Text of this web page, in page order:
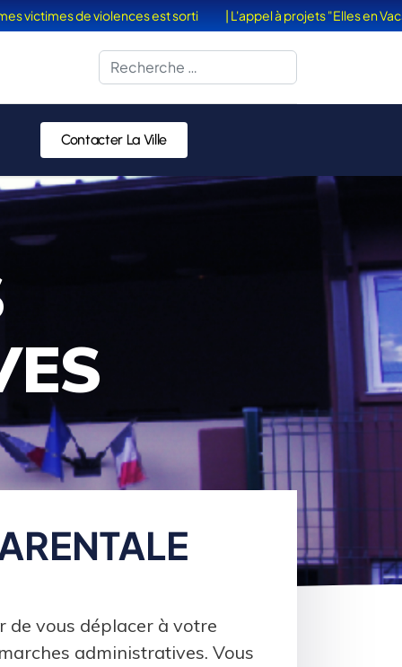
Rechercher
Contacter La Ville
de vous déplacer à votre
administratives. Vous
de violences est sorti | L'appel à projets "Elles en Vacances"